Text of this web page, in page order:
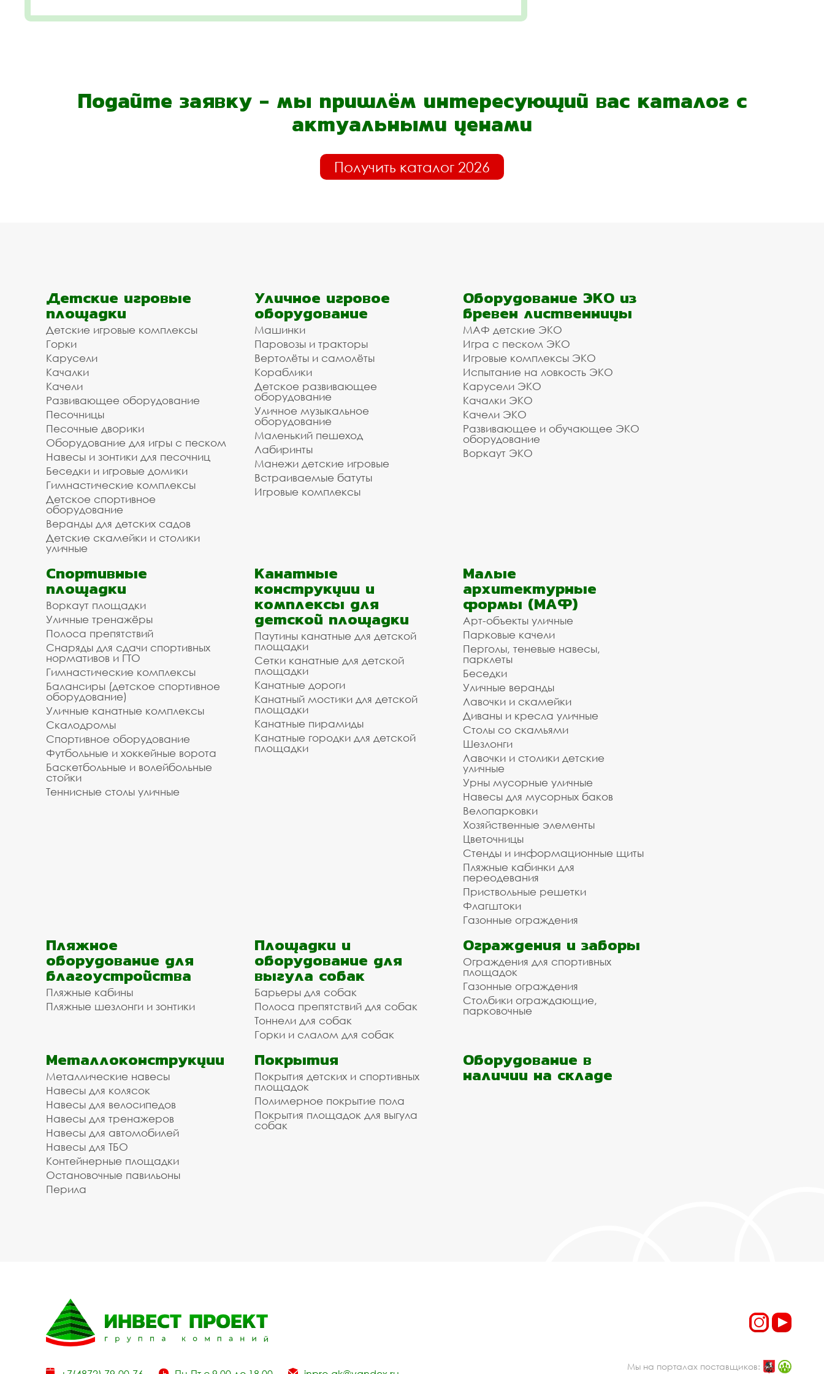
Подайте заявку - мы пришлём интересующий вас каталог с
актуальными ценами
Получить каталог 2026
Детские игровые
площадки
Детские игровые комплексы
Горки
Карусели
Качалки
Качели
Развивающее оборудование
Песочницы
Песочные дворики
Оборудование для игры с песком
Навесы и зонтики для песочниц
Беседки и игровые домики
Гимнастические комплексы
Детское спортивное
оборудование
Веранды для детских садов
Детские скамейки и столики
уличные
Уличное игровое
оборудование
Машинки
Паровозы и тракторы
Вертолёты и самолёты
Кораблики
Детское развивающее
оборудование
Уличное музыкальное
оборудование
Маленький пешеход
Лабиринты
Манежи детские игровые
Встраиваемые батуты
Игровые комплексы
Оборудование ЭКО из
бревен лиственницы
МАФ детские ЭКО
Игра с песком ЭКО
Игровые комплексы ЭКО
Испытание на ловкость ЭКО
Карусели ЭКО
Качалки ЭКО
Качели ЭКО
Развивающее и обучающее ЭКО
оборудование
Воркаут ЭКО
Спортивные
площадки
Воркаут площадки
Уличные тренажёры
Полоса препятствий
Снаряды для сдачи спортивных
нормативов и ГТО
Гимнастические комплексы
Балансиры (детское спортивное
оборудование)
Уличные канатные комплексы
Скалодромы
Спортивное оборудование
Футбольные и хоккейные ворота
Баскетбольные и волейбольные
стойки
Теннисные столы уличные
Канатные
конструкции и
комплексы для
детской площадки
Паутины канатные для детской
площадки
Сетки канатные для детской
площадки
Канатные дороги
Канатный мостики для детской
площадки
Канатные пирамиды
Канатные городки для детской
площадки
Малые
архитектурные
формы (МАФ)
Арт-объекты уличные
Парковые качели
Перголы, теневые навесы,
парклеты
Беседки
Уличные веранды
Лавочки и скамейки
Диваны и кресла уличные
Столы со скамьями
Шезлонги
Лавочки и столики детские
уличные
Урны мусорные уличные
Навесы для мусорных баков
Велопарковки
Хозяйственные элементы
Цветочницы
Стенды и информационные щиты
Пляжные кабинки для
переодевания
Приствольные решетки
Флагштоки
Газонные ограждения
Пляжное
оборудование для
благоустройства
Пляжные кабины
Пляжные шезлонги и зонтики
Площадки и
оборудование для
выгула собак
Барьеры для собак
Полоса препятствий для собак
Тоннели для собак
Горки и слалом для собак
Ограждения и заборы
Ограждения для спортивных
площадок
Газонные ограждения
Столбики ограждающие,
парковочные
Металлоконструкции
Металлические навесы
Навесы для колясок
Навесы для велосипедов
Навесы для тренажеров
Навесы для автомобилей
Навесы для ТБО
Контейнерные площадки
Остановочные павильоны
Перила
Покрытия
Покрытия детских и спортивных
площадок
Полимерное покрытие пола
Покрытия площадок для выгула
собак
Оборудование в
наличии на складе
Мы на порталах поставщиков: